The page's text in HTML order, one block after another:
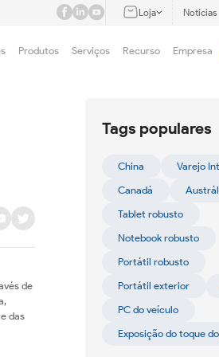
Loja Notícias
Produtos Serviços Recurso Empresa
de
das
Tags populares
China
Varejo
Canadá
Tablet robusto
Notebook robusto
Portátil robusto
Portátil exterior
PC do veículo
Exposição do toque